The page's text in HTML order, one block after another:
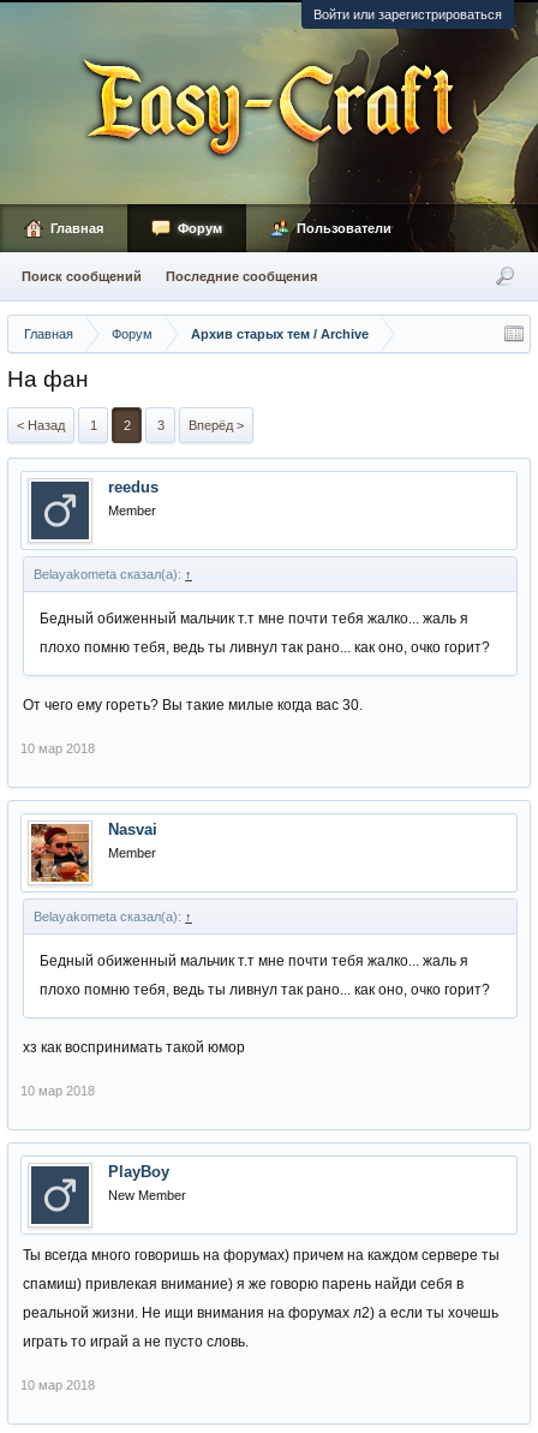
Войти или зарегистрироваться
Главная Форум Архив старых тем / Archive
На фан
< Назад 1 2 3 Вперёд >
reedus
Member
Belayakometa сказал(а): ↑
Бедный обиженный мальчик т.т мне почти тебя жалко... жаль я
плохо помню тебя, ведь ты ливнул так рано... как оно, очко горит?
От чего ему гореть? Вы такие милые когда вас 30.
10 мар 2018
Nasvai
Member
Belayakometa сказал(а): ↑
Бедный обиженный мальчик т.т мне почти тебя жалко... жаль я
плохо помню тебя, ведь ты ливнул так рано... как оно, очко горит?
хз как воспринимать такой юмор
10 мар 2018
PlayBoy
New Member
Ты всегда много говоришь на форумах) причем на каждом сервере ты
спамиш) привлекая внимание) я же говорю парень найди себя в
реальной жизни. Не ищи внимания на форумах л2) а если ты хочешь
играть то играй а не пусто словь.
10 мар 2018
Главная Форум
Поиск сообщений Последние сообщения
Пользователи